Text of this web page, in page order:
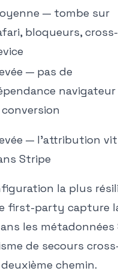
— tombe sur
bloqueurs, cross-
— pas de
navigateur
conversion
— l'attribution vit
Stripe
la plus
first-party capture
les métadonnées
de secours
chemin.